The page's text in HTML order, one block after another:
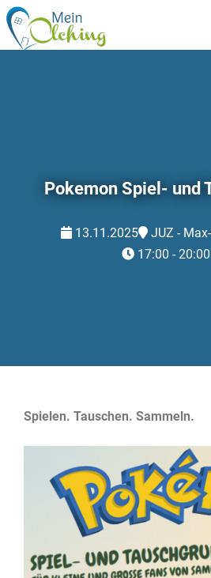
Pokemon Spiel- und
13.11.2025
JUZ -
17:00 -
Spielen. Tauschen. Sammeln.​